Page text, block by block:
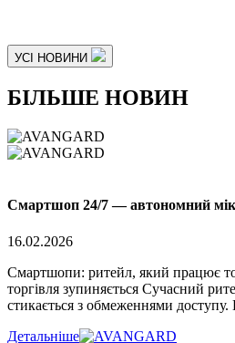
УСІ НОВИНИ
БІЛЬШЕ НОВИН
Смартшоп 24/7 — автономний
16.02.2026
Смартшопи: ритейл, який працює
торгівля зупиняється Сучасний
стикається з обмеженнями
Детальніше